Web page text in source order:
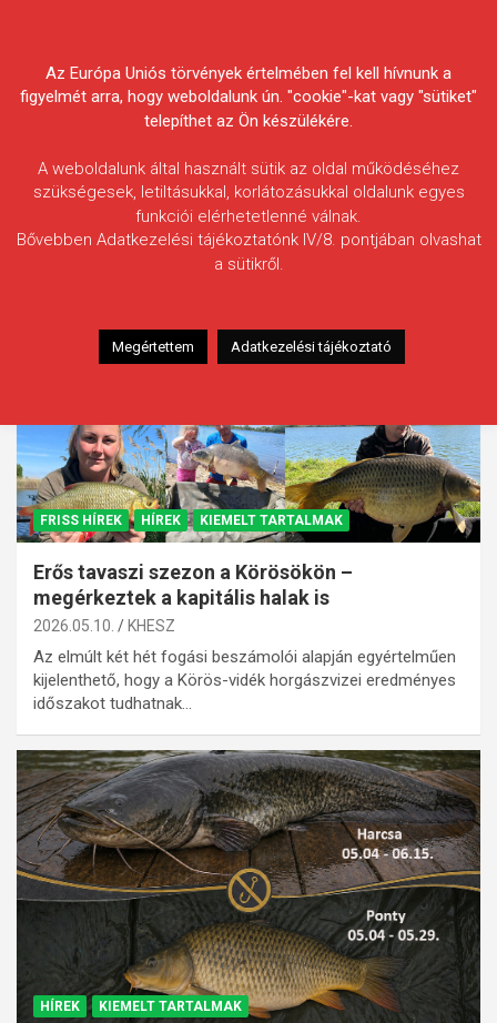
Egyesületek Szövetsége
Kategória:Kiemelt tartalmak
FRISS HÍREK HÍREK KIEMELT TARTALMAK
Erős tavaszi szezon a Körösökön –
megérkeztek a kapitális halak is
2026.05.10. KHESZ
Az elmúlt két hét fogási beszámolói alapján egyértelműen
kijelenthető, hogy a Körös-vidék horgászvizei eredményes
időszakot tudhatnak…
HÍREK KIEMELT TARTALMAK
Az Európa Uniós törvények értelmében fel kell hívnunk a
figyelmét arra, hogy weboldalunk ún. "cookie"-kat vagy "sütiket"
telepíthet az Ön készülékére.
A weboldalunk által használt sütik az oldal működéséhez
szükségesek, letiltásukkal, korlátozásukkal oldalunk egyes
funkciói elérhetetlenné válnak.
Bővebben Adatkezelési tájékoztatónk IV/8. pontjában olvashat
a sütikről.
Megértettem Adatkezelési tájékoztató